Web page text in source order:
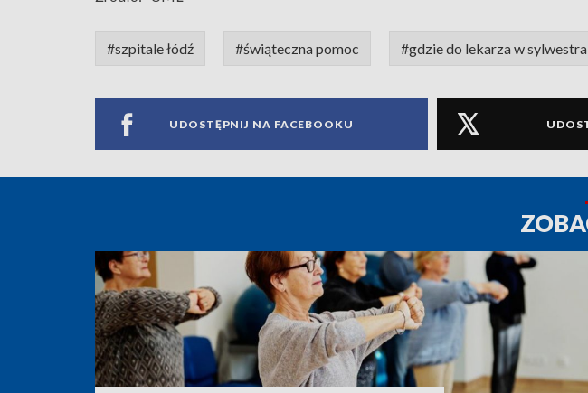
#szpitale łódź #świąteczna pomoc #gdzie do lekarza w sylwestra
UDOSTĘPNIJ NA FACEBOOKU